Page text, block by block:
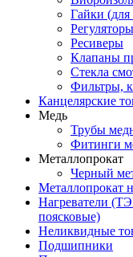
Гайки
Ресиверы
Клапаны
Стекла
Фильтры,
Канцелярские
Медь
Трубы
Фитинги
Металлопрокат
Черный
Металлопрокат
Нагреватели
поясковые)
Неликвидные
Подшипники